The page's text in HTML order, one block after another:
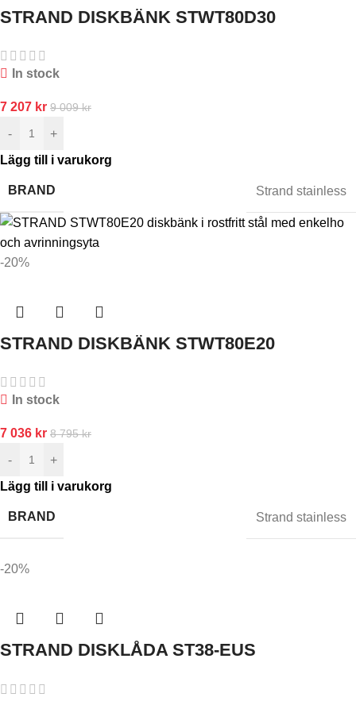
STRAND DISKBÄNK STWT80D30
In stock
7 207 kr 9 009kr
-
+
Lägg till i varukorg
BRAND Strand stainless
-20%
STRAND DISKBÄNK STWT80E20
In stock
7 036 kr 8 795kr
-
+
Lägg till i varukorg
BRAND Strand stainless
-20%
STRAND DISKLÅDA ST38-EUS